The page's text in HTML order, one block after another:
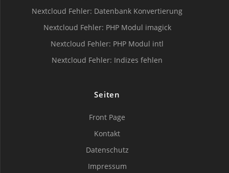
Nextcloud Fehler: Datenbank Konvertierung
Nextcloud Fehler: PHP Modul imagick
Nextcloud Fehler: PHP Modul intl
Nextcloud Fehler: Indizes fehlen
Seiten
Front Page
Kontakt
Datenschutz
Impressum